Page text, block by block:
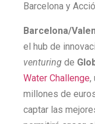
Barcelona y Acció
Barcelona/
el hub de
venturing de
Water Challenge,
millones de
captar las